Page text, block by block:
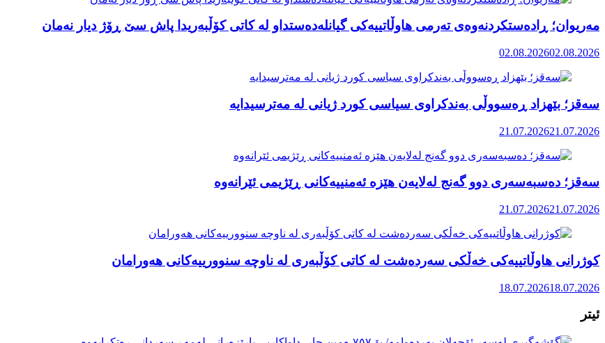
مەریوان؛ ڕادەستکردنەوەی تەرمی هاوڵاتییەکی گیانلەدەستداو لە کاتی کۆڵبەریدا پاش سێ ڕۆژ دیار نەمان
02.08.202602.08.2026
سەقز؛ بێهزاد ڕەسووڵی بەندکراوی سیاسی کورد ژیانی لە مەترسیدایە
21.07.202621.07.2026
سەقز؛ دەسبەسەری دوو گەنج لەلایەن هێزە ئەمنییەکانی ڕێژیمی ئێرانەوە
21.07.202621.07.2026
کوژرانی هاوڵاتییەکی خەڵکی سەردەشت لە کاتی کۆڵبەری لە ناوچە سنوورییەکانی هەورامان
18.07.202618.07.2026
ئیتر